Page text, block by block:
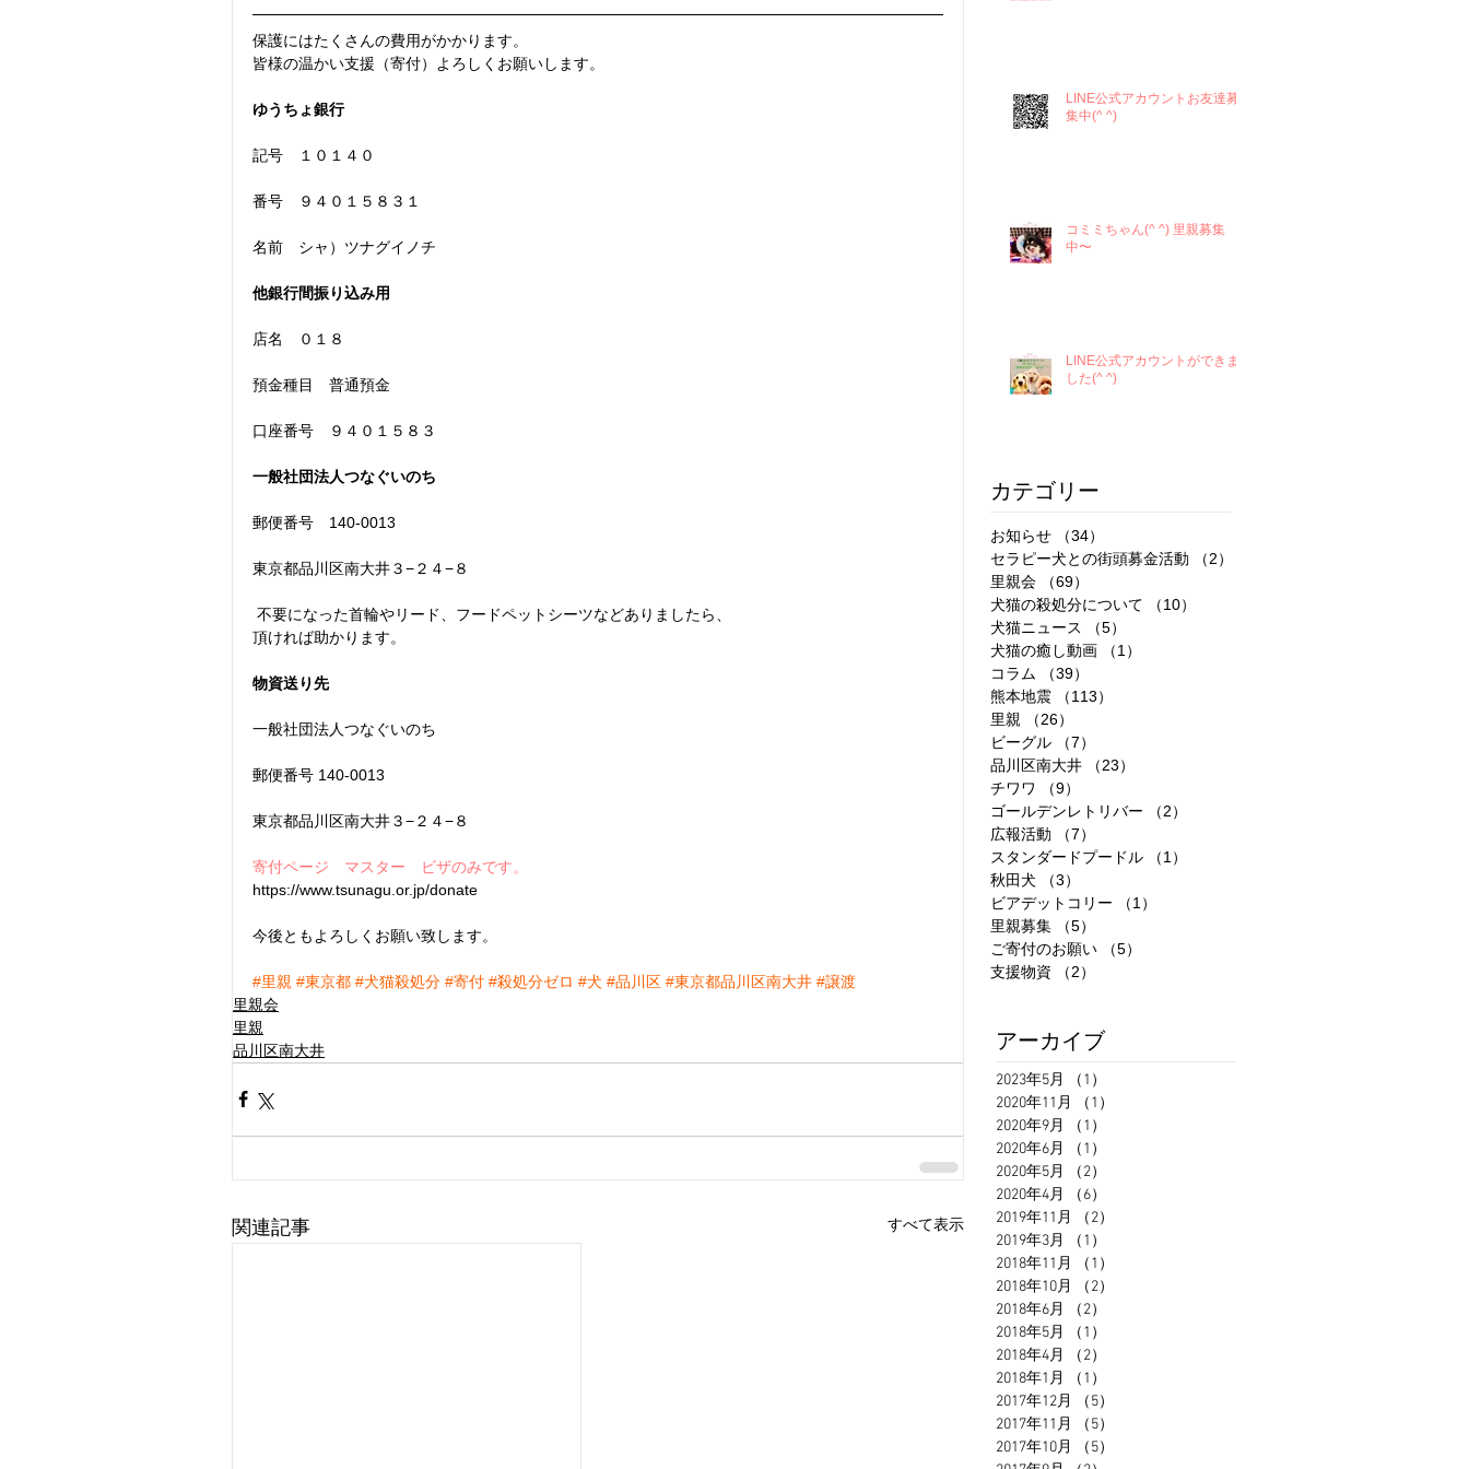
保護にはたくさんの費用がかかります。
皆様の温かい支援（寄付）よろしくお願いします。
ゆうちょ銀行
記号　１０１４０
番号　９４０１５８３１
名前　シャ）ツナグイノチ
他銀行間振り込み用
店名　０１８
預金種目　普通預金
口座番号　９４０１５８３
一般社団法人つなぐいのち
郵便番号　140-0013
東京都品川区南大井３−２４−８
不要になった首輪やリード、フードペットシーツなどありましたら、
頂ければ助かります。
物資送り先
一般社団法人つなぐいのち
郵便番号 140-0013
東京都品川区南大井３−２４−８
寄付ページ　マスター　ビザのみです。
https://www.tsunagu.or.jp/donate
今後ともよろしくお願い致します。
#里親 #東京都 #犬猫殺処分 #寄付 #殺処分ゼロ #犬 #品川区 #東京都品川区南大井 #譲渡
里親会
里親
品川区南大井
関連記事 すべて表示
LINE公式アカウントお友達募
集中(^ ^)
コミミちゃん(^ ^) 里親募集
中〜
LINE公式アカウントができま
した(^ ^)
カテゴリー
お知らせ （34）
セラピー犬との街頭募金活動
（2）
里親会
（69）
犬猫の殺処分について
（10）
犬猫ニュース
（5）
犬猫の癒し動画
（1）
コラム
（39）
熊本地震
（113）
里親
（26）
ビーグル
（7）
品川区南大井
（23）
チワワ
（9）
ゴールデンレトリバー
（2）
広報活動
（7）
スタンダードプードル
（1）
秋田犬
（3）
ビアデットコリー
（1）
里親募集
（5）
ご寄付のお願い
（5）
支援物資
（2）
アーカイブ
2023年5月 （1）
2020年11月
（1）
2020年9月
（1）
2020年6月
（1）
2020年5月
（2）
2020年4月
（6）
2019年11月
（2）
2019年3月
（1）
2018年11月
（1）
2018年10月
（2）
2018年6月
（2）
2018年5月
（1）
2018年4月
（2）
2018年1月
（1）
2017年12月
（5）
2017年11月
（5）
2017年10月
（5）